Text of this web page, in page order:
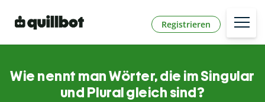
Registrieren
Wie nennt man Wörter, die im Singular
und Plural gleich sind?